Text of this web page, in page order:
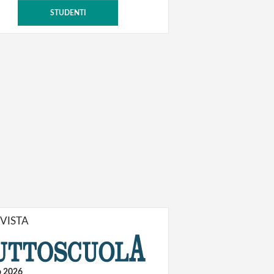
STUDENTI
2026